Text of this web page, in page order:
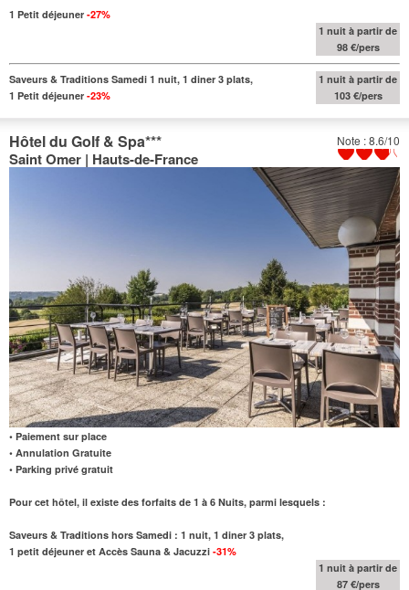
1 Petit déjeuner -27%
1 nuit à partir de
98 €/pers
Saveurs & Traditions Samedi 1 nuit, 1 diner 3 plats,
1 Petit déjeuner -23%
1 nuit à partir de
103 €/pers
Note : 8.6/10
Hôtel du Golf & Spa***
Saint Omer | Hauts-de-France
• Paiement sur place
• Annulation Gratuite
• Parking privé gratuit
Pour cet hôtel, il existe des forfaits de 1 à 6 Nuits, parmi lesquels :
Saveurs & Traditions hors Samedi : 1 nuit, 1 diner 3 plats,
1 petit déjeuner et Accès Sauna & Jacuzzi -31%
1 nuit à partir de
87 €/pers